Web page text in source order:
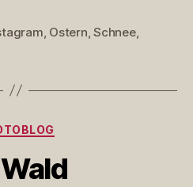
Ostern ,Schnee,
Kategorien